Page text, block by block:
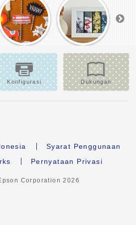
Konfigurasi Dukungan
Syarat Penggunaan
Pernyataan Privasi
Corporation 2026